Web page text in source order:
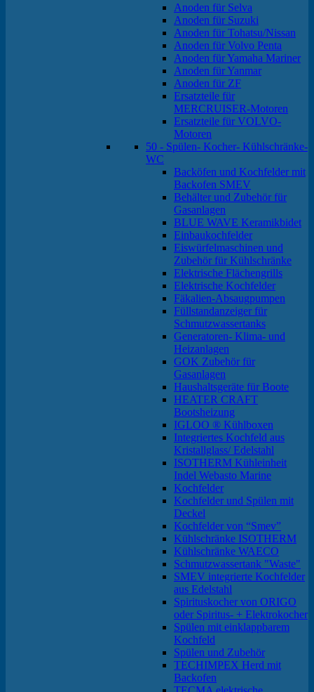
Anoden für Selva
Anoden für Suzuki
Anoden für Tohatsu/Nissan
Anoden für Volvo Penta
Anoden für Yamaha Mariner
Anoden für Yanmar
Anoden für ZF
Ersatzteile für
MERCRUISER-Motoren
Ersatzteile für VOLVO-
Motoren
50 - Spülen- Kocher- Kühlschränke-
WC
Backöfen und Kochfelder mit
Backofen SMEV
Behälter und Zubehör für
Gasanlagen
BLUE WAVE Keramikbidet
Einbaukochfelder
Eiswürfelmaschinen und
Zubehör für Kühlschränke
Elektrische Flächengrills
Elektrische Kochfelder
Fäkalien-Absaugpumpen
Füllstandanzeiger für
Schmutzwassertanks
Generatoren- Klima- und
Heizanlagen
GOK Zubehör für
Gasanlagen
Haushaltsgeräte für Boote
HEATER CRAFT
Bootsheizung
IGLOO ® Kühlboxen
Integriertes Kochfeld aus
Kristallglass/ Edelstahl
ISOTHERM Kühleinheit
Indel Webasto Marine
Kochfelder
Kochfelder und Spülen mit
Deckel
Kochfelder von “Smev”
Kühlschränke ISOTHERM
Kühlschränke WAECO
Schmutzwassertank "Waste"
SMEV integrierte Kochfelder
aus Edelstahl
Spirituskocher von ORIGO
oder Spiritus- + Elektrokocher
Spülen mit einklappbarem
Kochfeld
Spülen und Zubehör
TECHIMPEX Herd mit
Backofen